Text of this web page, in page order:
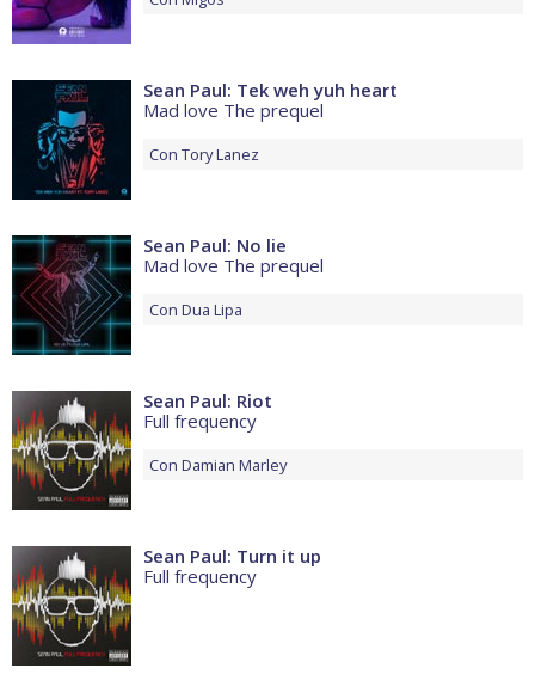
Sean Paul: Tek weh yuh heart
Mad love The prequel
Con Tory Lanez
Sean Paul: No lie
Mad love The prequel
Con Dua Lipa
Sean Paul: Riot
Full frequency
Con Damian Marley
Sean Paul: Turn it up
Full frequency